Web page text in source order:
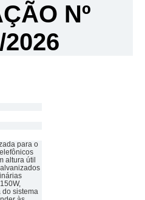
Nº
2026
para o
altura útil
do sistema